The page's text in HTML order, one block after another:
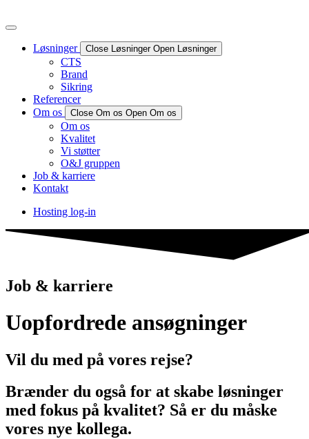
til
Løsninger
Close Løsninger Open Løsninger
CTS
Brand
Sikring
Referencer
Om os
Close Om os Open Om os
Om os
Kvalitet
Vi støtter
O&J gruppen
Job & karriere
Kontakt
Hosting log-in
Job & karriere
Uopfordrede ansøgninger
Vil du med på vores rejse?
Brænder du også for at skabe løsninger
med fokus på kvalitet? Så er du måske
vores nye kollega.